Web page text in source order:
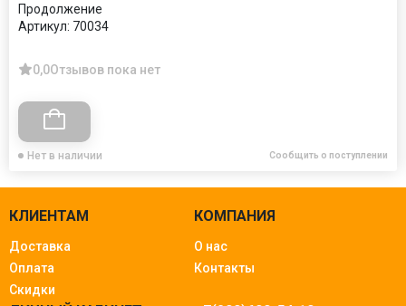
Продолжение
Артикул: 70034
0,0Отзывов пока нет
Нет в наличии Сообщить о поступлении
КЛИЕНТАМ
Доставка
Оплата
Скидки
КОМПАНИЯ
О нас
Контакты